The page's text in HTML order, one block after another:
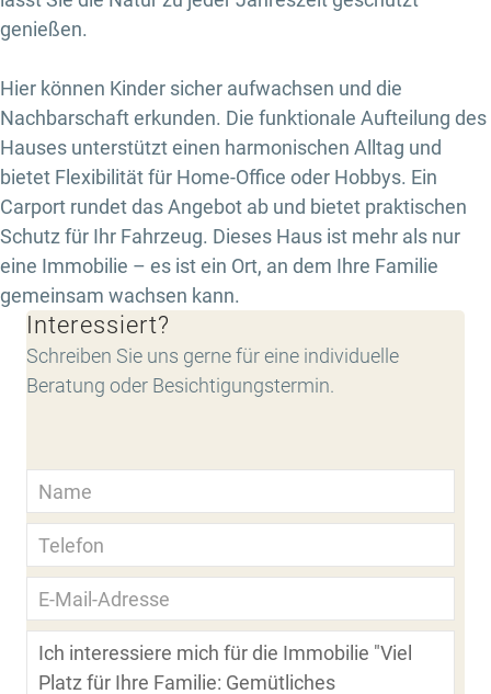
genießen.
Hier können Kinder sicher aufwachsen und die
Nachbarschaft erkunden. Die funktionale Aufteilung des
Hauses unterstützt einen harmonischen Alltag und
bietet Flexibilität für Home-Office oder Hobbys. Ein
Carport rundet das Angebot ab und bietet praktischen
Schutz für Ihr Fahrzeug. Dieses Haus ist mehr als nur
eine Immobilie – es ist ein Ort, an dem Ihre Familie
gemeinsam wachsen kann.
Interessiert?
Schreiben Sie uns gerne für eine individuelle
Beratung oder Besichtigungstermin.